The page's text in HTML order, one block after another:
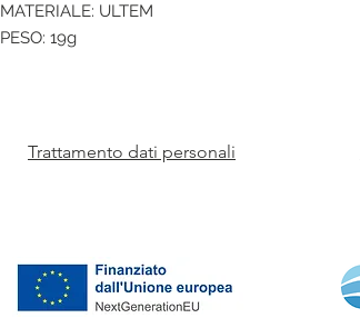
MATERIALE: ULTEM
PESO: 19g
Trattamento dati personali